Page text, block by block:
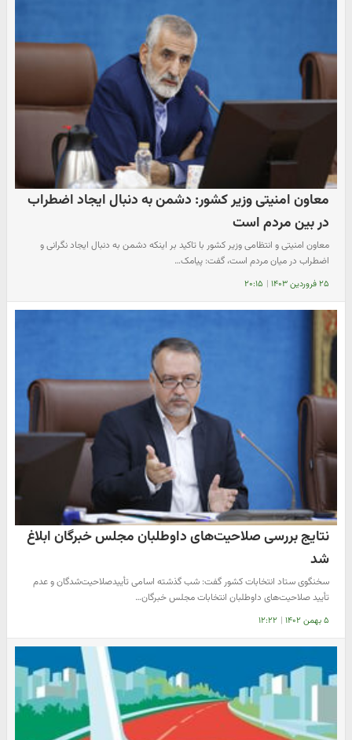
معاون امنیتی وزیر کشور: دشمن به دنبال ایجاد اضطراب
در بین مردم است
معاون امنیتی و انتظامی وزیر کشور با تاکید بر اینکه دشمن به دنبال ایجاد نگرانی و
اضطراب در میان مردم است، گفت: پیامک…
۲۵ فروردین ۱۴۰۳ | ۲۰:۱۵
نتایج بررسی صلاحیت‌های داوطلبان مجلس خبرگان ابلاغ
شد
سخنگوی ستاد انتخابات کشور گفت: شب گذشته اسامی تأییدصلاحیت‌شدگان و عدم
تأیید صلاحیت‌های داوطلبان انتخابات مجلس خبرگان…
۵ بهمن ۱۴۰۲ | ۱۲:۲۲